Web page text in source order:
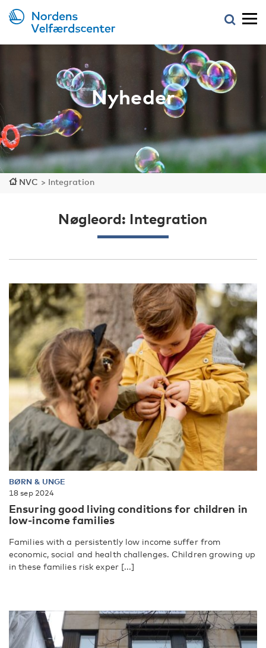
Nyheder
NVC > Integration
Nøgleord: Integration
BØRN & UNGE
18 sep 2024
Ensuring good living conditions for children in
low-income families
Families with a persistently low income suffer from
economic, social and health challenges. Children growing up
in these families risk exper [...]